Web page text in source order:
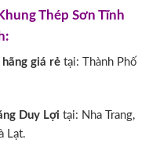
Thép Sơn Tĩnh
giá rẻ tại: Thành Phố
Duy Lợi tại: Nha Trang,
Lạt.